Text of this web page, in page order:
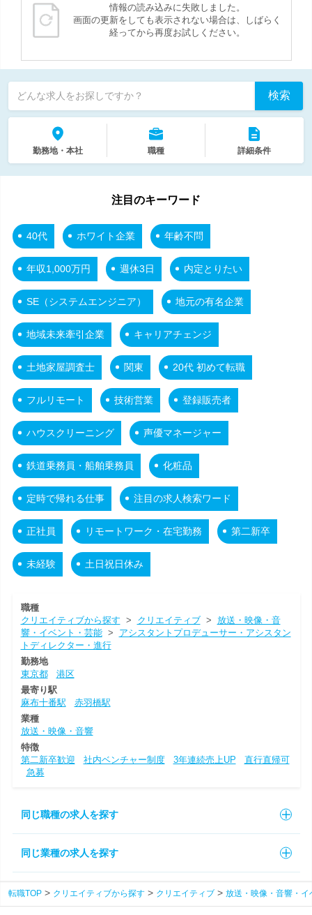
情報の読み込みに失敗しました。
画面の更新をしても表示されない場合は、しばらく
経ってから再度お試しください。
どんな求人をお探しですか？ 検索
勤務地・本社 職種 詳細条件
注目のキーワード
40代 ホワイト企業 年齢不問
年収1,000万円 週休3日 内定とりたい
SE（システムエンジニア） 地元の有名企業
地域未来牽引企業 キャリアチェンジ
土地家屋調査士 関東 20代 初めて転職
フルリモート 技術営業 登録販売者
ハウスクリーニング 声優マネージャー
鉄道乗務員・船舶乗務員 化粧品
定時で帰れる仕事 注目の求人検索ワード
正社員 リモートワーク・在宅勤務 第二新卒
未経験 土日祝日休み
職種
クリエイティブから探す > クリエイティブ> 放送・映像・音
響・イベント・芸能> アシスタントプロデューサー・アシスタン
トディレクター・進行
勤務地
東京都
港区
最寄り駅
麻布十番駅
赤羽橋駅
業種
放送・映像・音響
特徴
第二新卒歓迎
社内ベンチャー制度 3年連続売上UP
直行直帰可
急募
同じ職種の求人を探す
同じ業種の求人を探す
転職TOP クリエイティブから探す クリエイティブ 放送・映像・音響・イ